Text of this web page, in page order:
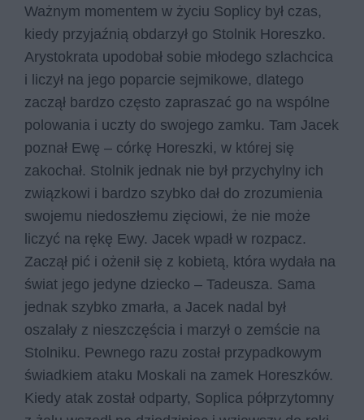
Ważnym momentem w życiu Soplicy był czas,
kiedy przyjaźnią obdarzył go Stolnik Horeszko.
Arystokrata upodobał sobie młodego szlachcica
i liczył na jego poparcie sejmikowe, dlatego
zaczął bardzo często zapraszać go na wspólne
polowania i uczty do swojego zamku. Tam Jacek
poznał Ewę – córkę Horeszki, w której się
zakochał. Stolnik jednak nie był przychylny ich
związkowi i bardzo szybko dał do zrozumienia
swojemu niedoszłemu zięciowi, że nie może
liczyć na rękę Ewy. Jacek wpadł w rozpacz.
Zaczął pić i ożenił się z kobietą, która wydała na
świat jego jedyne dziecko – Tadeusza. Sama
jednak szybko zmarła, a Jacek nadal był
oszalały z nieszczęścia i marzył o zemście na
Stolniku. Pewnego razu został przypadkowym
świadkiem ataku Moskali na zamek Horeszków.
Kiedy atak został odparty, Soplica półprzytomny